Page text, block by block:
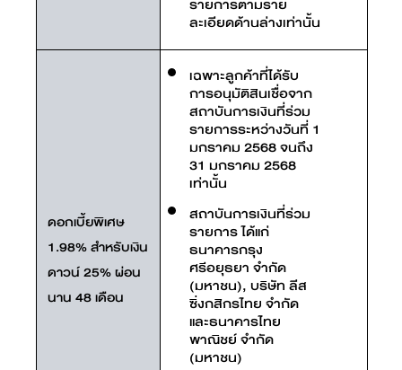
ละเอียดด้านล่างเท่านั้น
ดอกเบี้ยพิเศษ
1.98% สำหรับเงิน
ดาวน์ 25% ผ่อน
นาน 48 เดือน
เฉพาะลูกค้าที่ได้รับ
การอนุมัติสินเชื่อจาก
สถาบันการเงินที่ร่วม
รายการระหว่างวันที่ 1
มกราคม 2568 จนถึง
31 มกราคม 2568
เท่านั้น
สถาบันการเงินที่ร่วม
รายการ ได้แก่
ธนาคารกรุง
ศรีอยุธยา จำกัด
(มหาชน), บริษัท ลีส
ซิ่งกสิกรไทย จำกัด
และธนาคารไทย
พาณิชย์ จำกัด
(มหาชน)